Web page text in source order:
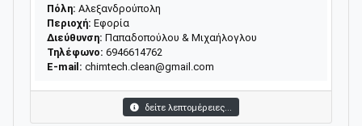
Πόλη: Αλεξανδρούπολη
Περιοχή: Εφορία
Διεύθυνση: Παπαδοπούλου & Μιχαήλογλου
Τηλέφωνο: 6946614762
E-mail: chimtech.clean@gmail.com
δείτε λεπτομέρειες...